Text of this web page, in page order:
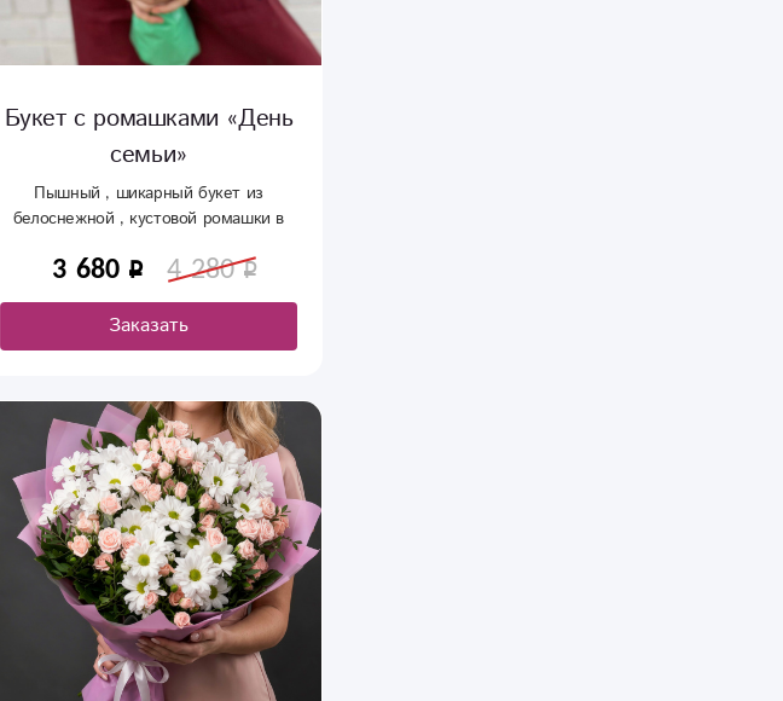
Букет с ромашками «День
семьи»
Пышный , шикарный букет из
белоснежной , кустовой ромашки в
3 680 4 280
Заказать